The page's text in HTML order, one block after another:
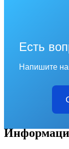
Есть
Напишите